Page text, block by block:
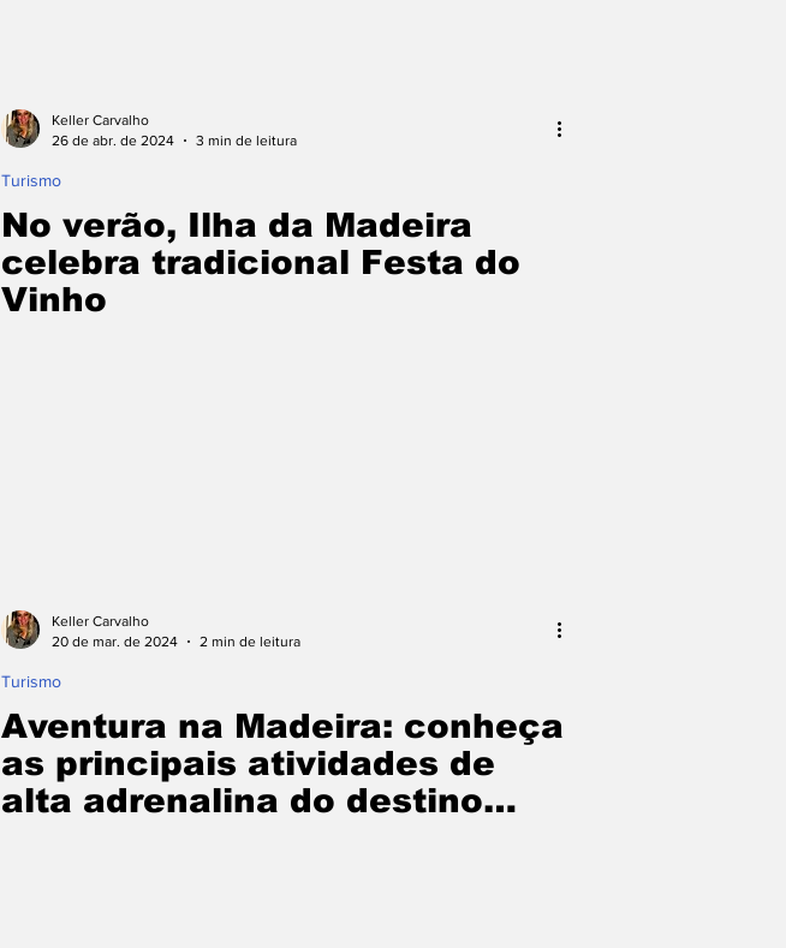
No verão, Ilha da Madeira
celebra tradicional Festa do
Vinho
Turismo
Keller Carvalho
26 de abr. de 2024
3 min de leitura
Aventura na Madeira: conheça
as principais atividades de
alta adrenalina do destino
Turismo
Keller Carvalho
20 de mar. de 2024
2 min de leitura